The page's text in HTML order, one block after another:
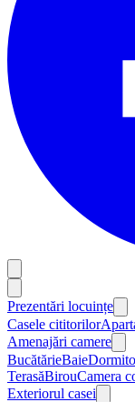
Prezentări locuințe
Casele cititorilor
Amenajări camere
BucătărieBaie
TerasăBirouCamera
Exteriorul casei